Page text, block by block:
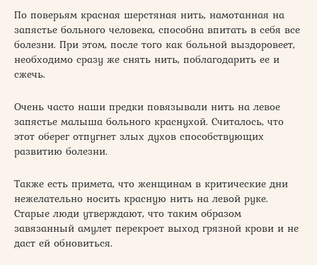
По поверьям красная шерстяная нить, намотанная на
запястье больного человека, способна впитать в себя все
болезни. При этом, после того как больной выздоровеет,
необходимо сразу же снять нить, поблагодарить ее и
сжечь.
Очень часто наши предки повязывали нить на левое
запястье малыша больного краснухой. Считалось, что
этот оберег отпугнет злых духов способствующих
развитию болезни.
Также есть примета, что женщинам в критические дни
нежелательно носить красную нить на левой руке.
Старые люди утверждают, что таким образом
завязанный амулет перекроет выход грязной крови и не
даст ей обновиться.